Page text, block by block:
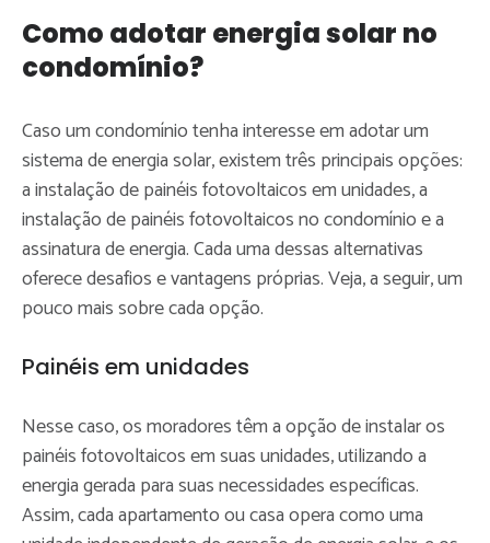
Como adotar energia solar no
condomínio?
Caso um condomínio tenha interesse em adotar um
sistema de energia solar, existem três principais opções:
a instalação de painéis fotovoltaicos em unidades, a
instalação de painéis fotovoltaicos no condomínio e a
assinatura de energia. Cada uma dessas alternativas
oferece desafios e vantagens próprias. Veja, a seguir, um
pouco mais sobre cada opção.
Painéis em unidades
Nesse caso, os moradores têm a opção de instalar os
painéis fotovoltaicos em suas unidades, utilizando a
energia gerada para suas necessidades específicas.
Assim, cada apartamento ou casa opera como uma